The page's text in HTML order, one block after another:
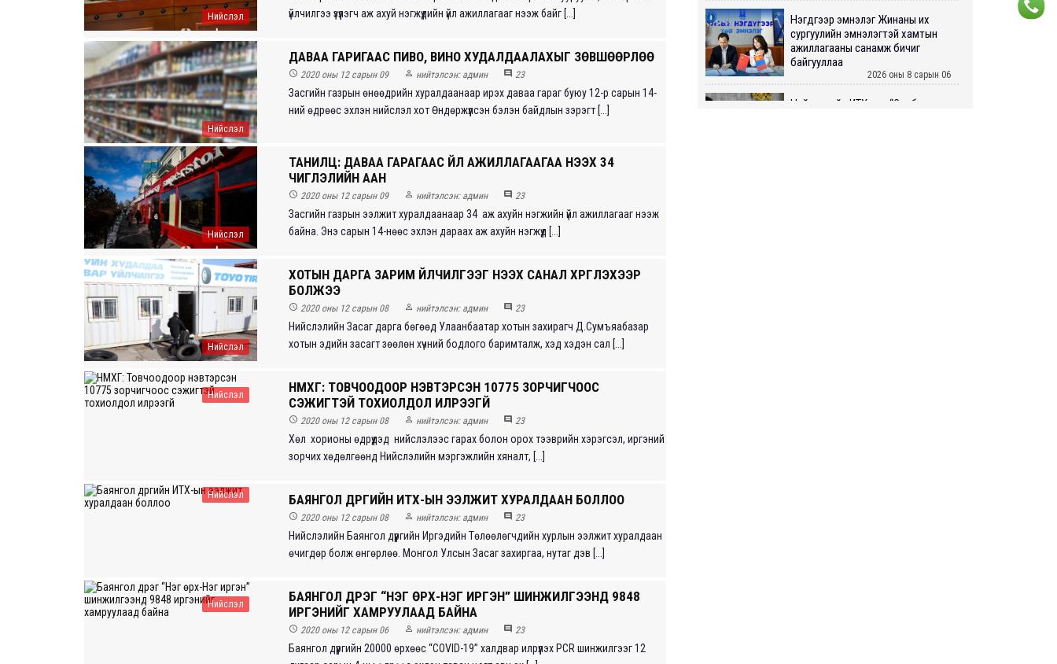
Нийслэл
үйлчилгээ үзүүлэгч аж ахуй нэгжүүдийн үйл ажиллагааг нээж байг [...]
Нийслэл
ДАВАА ГАРИГААС ПИВО, ВИНО ХУДАЛДААЛАХЫГ ЗӨВШӨӨРЛӨӨ
 2020 оны 12 сарын 09  нийтэлсэн: админ  23
Засгийн газрын өнөөдрийн хуралдаанаар ирэх даваа гараг буюу 12-р сарын 14-
ний өдрөөс эхлэн нийслэл хот Өндөржүүлсэн бэлэн байдлын зэрэгт [...]
Нийслэл
ТАНИЛЦ: ДАВАА ГАРАГААС ҮЙЛ АЖИЛЛАГААГАА НЭЭХ 34
ЧИГЛЭЛИЙН ААН
 2020 оны 12 сарын 09  нийтэлсэн: админ  23
Засгийн газрын ээлжит хуралдаанаар 34 аж ахуйн нэгжийн үйл ажиллагааг нээж
байна. Энэ сарын 14-нөөс эхлэн дараах аж ахуйн нэгжүүд [...]
Нийслэл
ХОТЫН ДАРГА ЗАРИМ ҮЙЛЧИЛГЭЭГ НЭЭХ САНАЛ ХҮРГҮҮЛЭХЭЭР
БОЛЖЭЭ
 2020 оны 12 сарын 08  нийтэлсэн: админ  23
Нийслэлийн Засаг дарга бөгөөд Улаанбаатар хотын захирагч Д.Сумъяабазар
хотын эдийн засагт зөөлөн хүчний бодлого баримталж, хэд хэдэн сал [...]
Нийслэл
НМХГ: ТОВЧООДООР НЭВТЭРСЭН 10775 ЗОРЧИГЧООС
СЭЖИГТЭЙ ТОХИОЛДОЛ ИЛРЭЭГҮЙ
 2020 оны 12 сарын 08  нийтэлсэн: админ  23
Хөл хорионы өдрүүдэд нийслэлээс гарах болон орох тээврийн хэрэгсэл, иргэний
зорчих хөдөлгөөнд Нийслэлийн мэргэжлийн хяналт, [...]
Нийслэл БАЯНГОЛ ДҮҮРГИЙН ИТХ-ЫН ЭЭЛЖИТ ХУРАЛДААН БОЛЛОО
 2020 оны 12 сарын 08  нийтэлсэн: админ  23
Нийслэлийн Баянгол дүүргийн Иргэдийн Төлөөлөгчдийн хурлын ээлжит хуралдаан
өчигдөр болж өнгөрлөө. Монгол Улсын Засаг захиргаа, нутаг дэв [...]
Нийслэл
БАЯНГОЛ ДҮҮРЭГ “НЭГ ӨРХ-НЭГ ИРГЭН” ШИНЖИЛГЭЭНД 9848
ИРГЭНИЙГ ХАМРУУЛААД БАЙНА
 2020 оны 12 сарын 06  нийтэлсэн: админ  23
Баянгол дүүргийн 20000 өрхөөс “COVID-19” халдвар илрүүлэх PCR шинжилгээг 12
Нэгдүгээр эмнэлэг Жинаны их
сургуулийн эмнэлэгтэй хамтын
ажиллагааны санамж бичиг
байгууллаа
2026 оны 8 сарын 06
Нийслэлийн ИТХ-аар “Сэлбэ